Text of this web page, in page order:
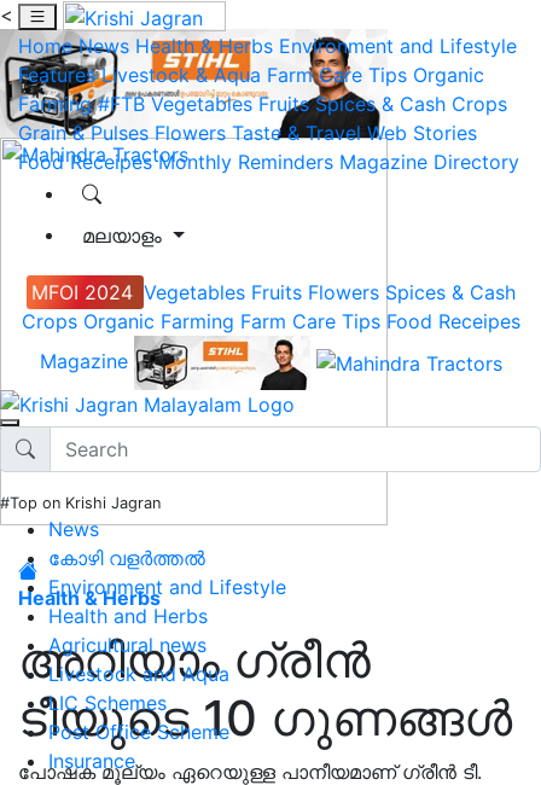
<
Home News Health & Herbs Environment and Lifestyle
Features Livestock & Aqua Farm Care Tips Organic
Farming #FTB Vegetables Fruits Spices & Cash Crops
Grain & Pulses Flowers Taste & Travel Web Stories
Food Receipes Monthly Reminders Magazine Directory
മലയാളം
MFOI 2024 Vegetables Fruits Flowers Spices & Cash
Crops Organic Farming Farm Care Tips Food Receipes
Magazine
#Top on Krishi Jagran
News
കോഴി വളർത്തൽ
Environment and Lifestyle
Health and Herbs
Agricultural news
Livestock and Aqua
LIC Schemes
Post Office Scheme
Insurance
Health & Herbs
അറിയാം ഗ്രീൻ
ടീയുടെ 10 ഗുണങ്ങൾ
പോഷക മൂല്യം ഏറെയുള്ള പാനീയമാണ് ഗ്രീൻ ടീ.